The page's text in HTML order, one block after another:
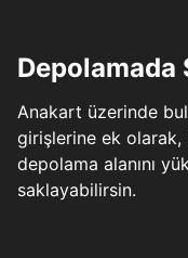
Depolamada
Anakart üzerinde
girişlerine ek olarak,
depolama alanını
saklayabilirsin.